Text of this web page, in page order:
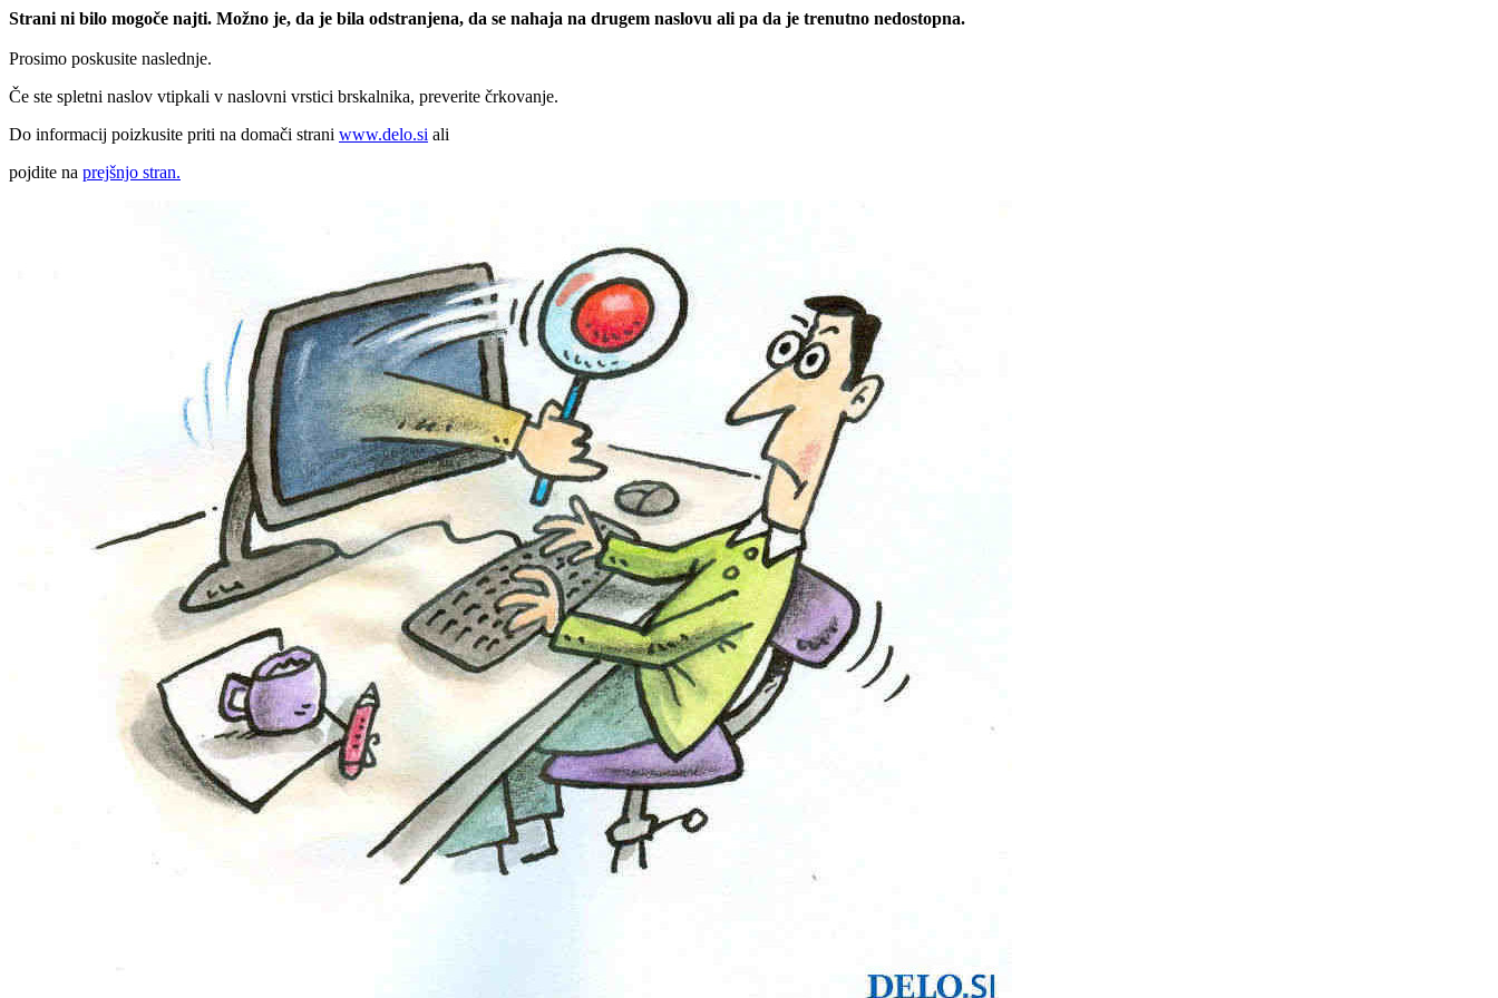
Strani ni bilo mogoče najti. Možno je, da je bila odstranjena, da se nahaja na drugem naslovu ali pa da je trenutno nedostopna.
Prosimo poskusite naslednje.
Če ste spletni naslov vtipkali v naslovni vrstici brskalnika, preverite črkovanje.
Do informacij poizkusite priti na domači strani www.delo.si ali
pojdite na prejšnjo stran.